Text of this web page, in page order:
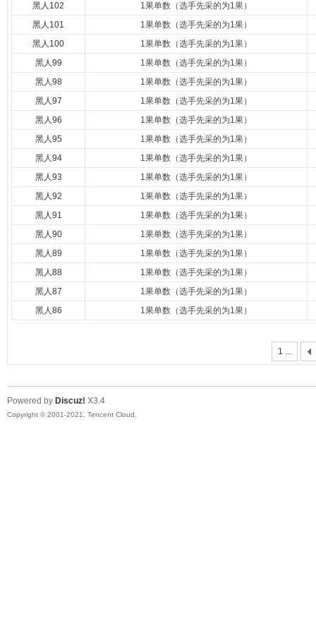
黑人102
1果单数（选手先采的为1果）
黑人101
1果单数（选手先采的为1果）
黑人100
1果单数（选手先采的为1果）
黑人99
1果单数（选手先采的为1果）
黑人98
1果单数（选手先采的为1果）
黑人97
1果单数（选手先采的为1果）
黑人96
1果单数（选手先采的为1果）
黑人95
1果单数（选手先采的为1果）
黑人94
1果单数（选手先采的为1果）
黑人93
1果单数（选手先采的为1果）
黑人92
1果单数（选手先采的为1果）
黑人91
1果单数（选手先采的为1果）
黑人90
1果单数（选手先采的为1果）
黑人89
1果单数（选手先采的为1果）
黑人88
1果单数（选手先采的为1果）
黑人87
1果单数（选手先采的为1果）
黑人86
1果单数（选手先采的为1果）
1 ...
Powered by Discuz! X3.4
Copyright © 2001-2021, Tencent Cloud.